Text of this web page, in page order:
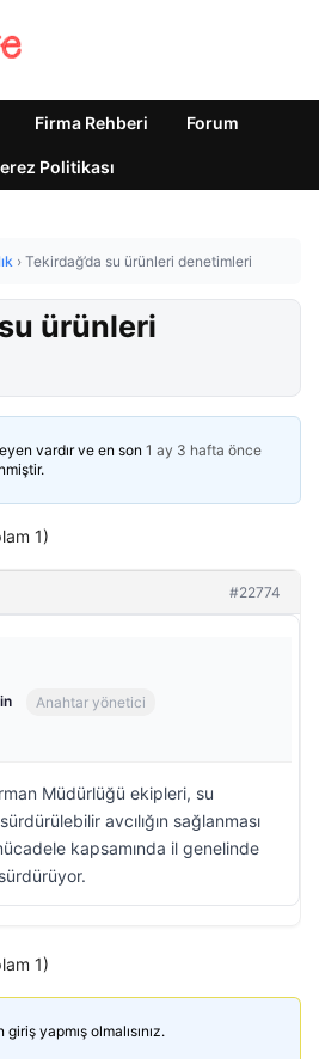
Firma Rehberi Forum
Politikası
› Tekirdağ’da su ürünleri denetimleri
ürünleri
vardır ve en son 1 ay 3 hafta önce
1)
#22774
Anahtar yönetici
Müdürlüğü ekipleri, su
avcılığın sağlanması
kapsamında il genelinde
1)
yapmış olmalısınız.